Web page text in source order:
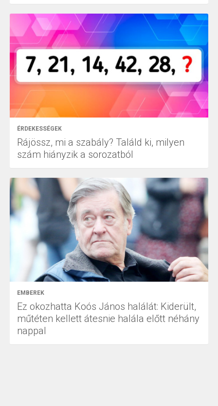
ÉRDEKESSÉGEK
Rájössz, mi a szabály? Találd ki, milyen
szám hiányzik a sorozatból
EMBEREK
Ez okozhatta Koós János halálát: Kiderült,
műtéten kellett átesnie halála előtt néhány
nappal